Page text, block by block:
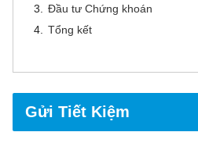
Đầu tư Chứng khoán
Tổng kết
Gửi Tiết Kiệm